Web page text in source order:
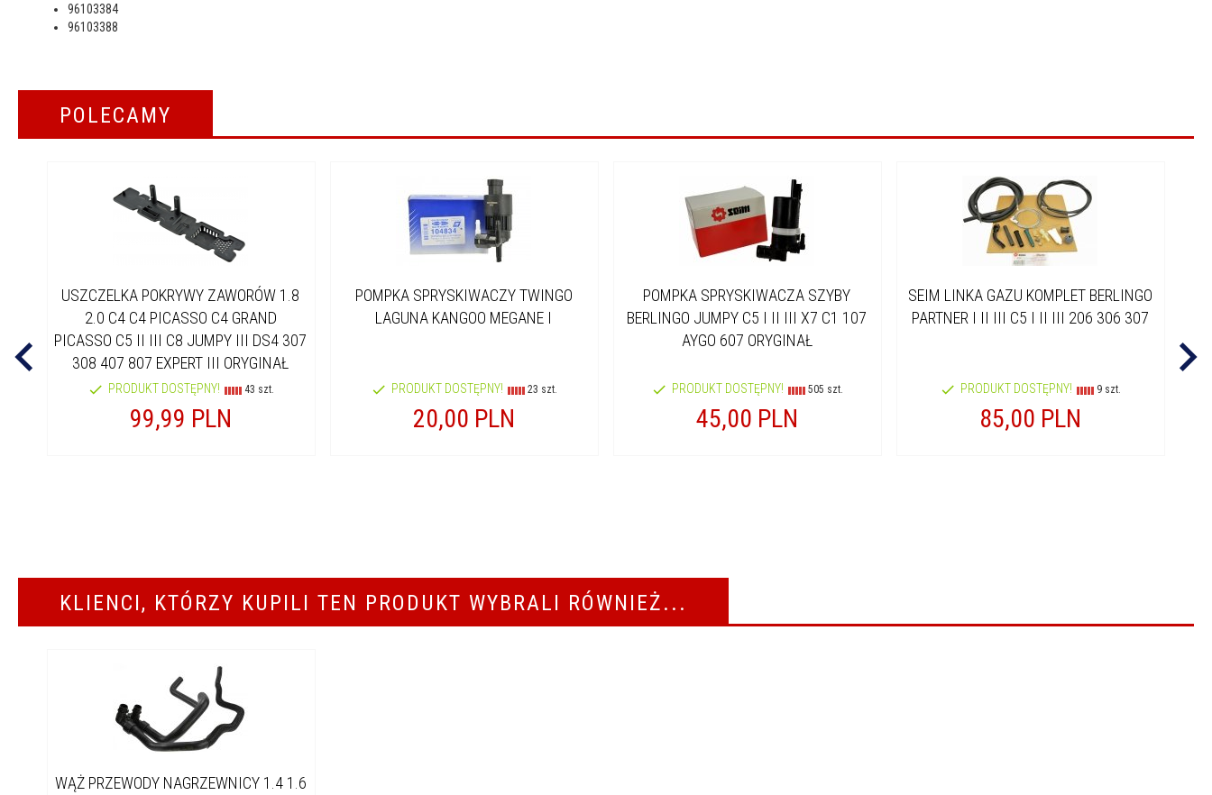
96103384
96103388
POLECAMY
USZCZELKA POKRYWY ZAWORÓW 1.8
2.0 C4 C4 PICASSO C4 GRAND
PICASSO C5 II III C8 JUMPY III DS4 307
308 407 807 EXPERT III ORYGINAŁ
PRODUKT DOSTĘPNY! 43 szt.
99,99 PLN
POMPKA SPRYSKIWACZY TWINGO
LAGUNA KANGOO MEGANE I
PRODUKT DOSTĘPNY! 23 szt.
20,00 PLN
POMPKA SPRYSKIWACZA SZYBY
BERLINGO JUMPY C5 I II III X7 C1 107
AYGO 607 ORYGINAŁ
PRODUKT DOSTĘPNY! 505 szt.
45,00 PLN
SEIM LINKA GAZU KOMPLET BERLINGO
PARTNER I II III C5 I II III 206 306 307
PRODUKT DOSTĘPNY! 9 szt.
85,00 PLN
KLIENCI, KTÓRZY KUPILI TEN PRODUKT WYBRALI RÓWNIEŻ...
WĄŻ PRZEWODY NAGRZEWNICY 1.4 1.6